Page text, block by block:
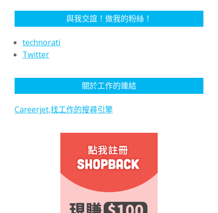
與我交誼！做我的粉絲！
technorati
Twitter
關於工作的連結
Careerjet,找工作的搜尋引擎